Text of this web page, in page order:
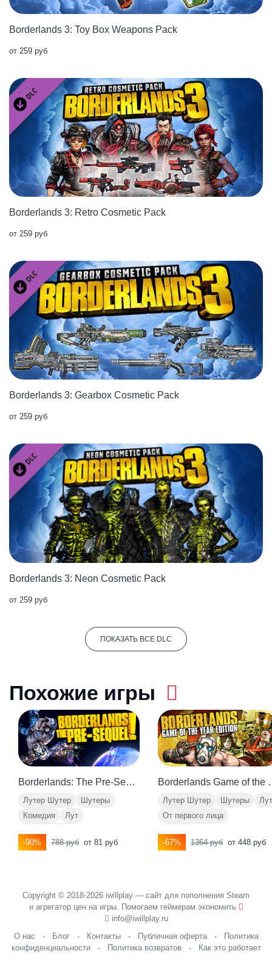
Borderlands 3: Toy Box Weapons Pack
от 259 руб
Borderlands 3: Retro Cosmetic Pack
от 259 руб
Borderlands 3: Gearbox Cosmetic Pack
от 259 руб
Borderlands 3: Neon Cosmetic Pack
от 259 руб
ПОКАЗАТЬ ВСЕ DLC
Похожие игры
Borderlands: The Pre-Sequel
Лутер Шутер
Шутеры
Комедия
Лут
-90%
788 руб от 81 руб
Лутер Шутер Шутеры
Лут
От первого лица
-67%
1364 руб от 448 руб
Copyright © 2018-2026 iwillplay — сайт для пополнения Steam
и агрегатор цен на игры. Помогаем геймерам экономить
info@iwillplay.ru
О нас · Блог· Контакты· Публичная оферта·
Политика
конфиденциальности· Политика возвратов· Как это работает